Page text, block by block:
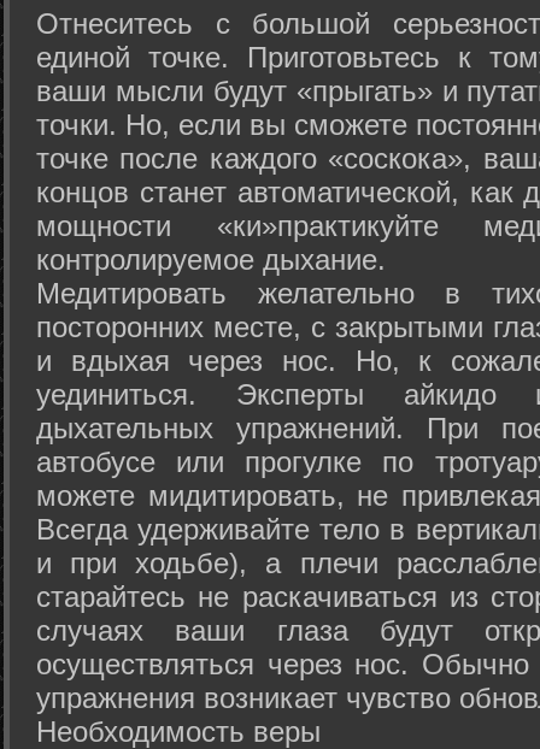
Отнеситесь с большой
единой точке. Приготовьтесь к
ваши мысли будут «прыгать» и
точки. Но, если вы сможете
точке после каждого «соскока»,
концов станет автоматической,
мощности «ки»практикуйте
контролируемое дыхание.
Медитировать желательно в
посторонних месте, с закрытыми
и вдыхая через нос. Но, к
уединиться. Эксперты айкидо
дыхательных упражнений. При
автобусе или прогулке по
можете мидитировать, не
Всегда удерживайте тело в
и при ходьбе), а плечи
старайтесь не раскачиваться из
случаях ваши глаза будут
осуществляться через нос. Обычно
упражнения возникает чувство
Необходимость веры